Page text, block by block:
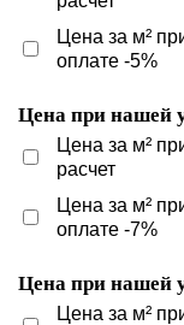
Цена за м²
оплате -5%
Цена при нашей
Цена за м²
расчет
Цена за м²
оплате -7%
Цена при нашей
Цена за м²